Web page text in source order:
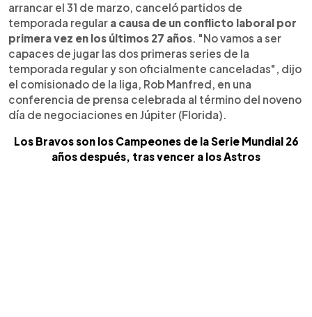
arrancar el 31 de marzo, canceló partidos de
temporada regular a causa de un conflicto laboral por
primera vez en los últimos 27 años. "No vamos a ser
capaces de jugar las dos primeras series de la
temporada regular y son oficialmente canceladas", dijo
el comisionado de la liga, Rob Manfred, en una
conferencia de prensa celebrada al término del noveno
día de negociaciones en Júpiter (Florida).
Los Bravos son los Campeones de la Serie Mundial 26
años después, tras vencer a los Astros